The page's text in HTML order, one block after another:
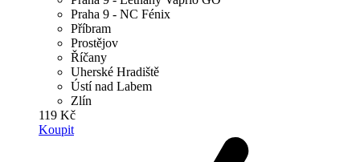
Praha 9 - NC Fénix
Příbram
Prostějov
Říčany
Uherské Hradiště
Ústí nad Labem
Zlín
119 Kč
Koupit